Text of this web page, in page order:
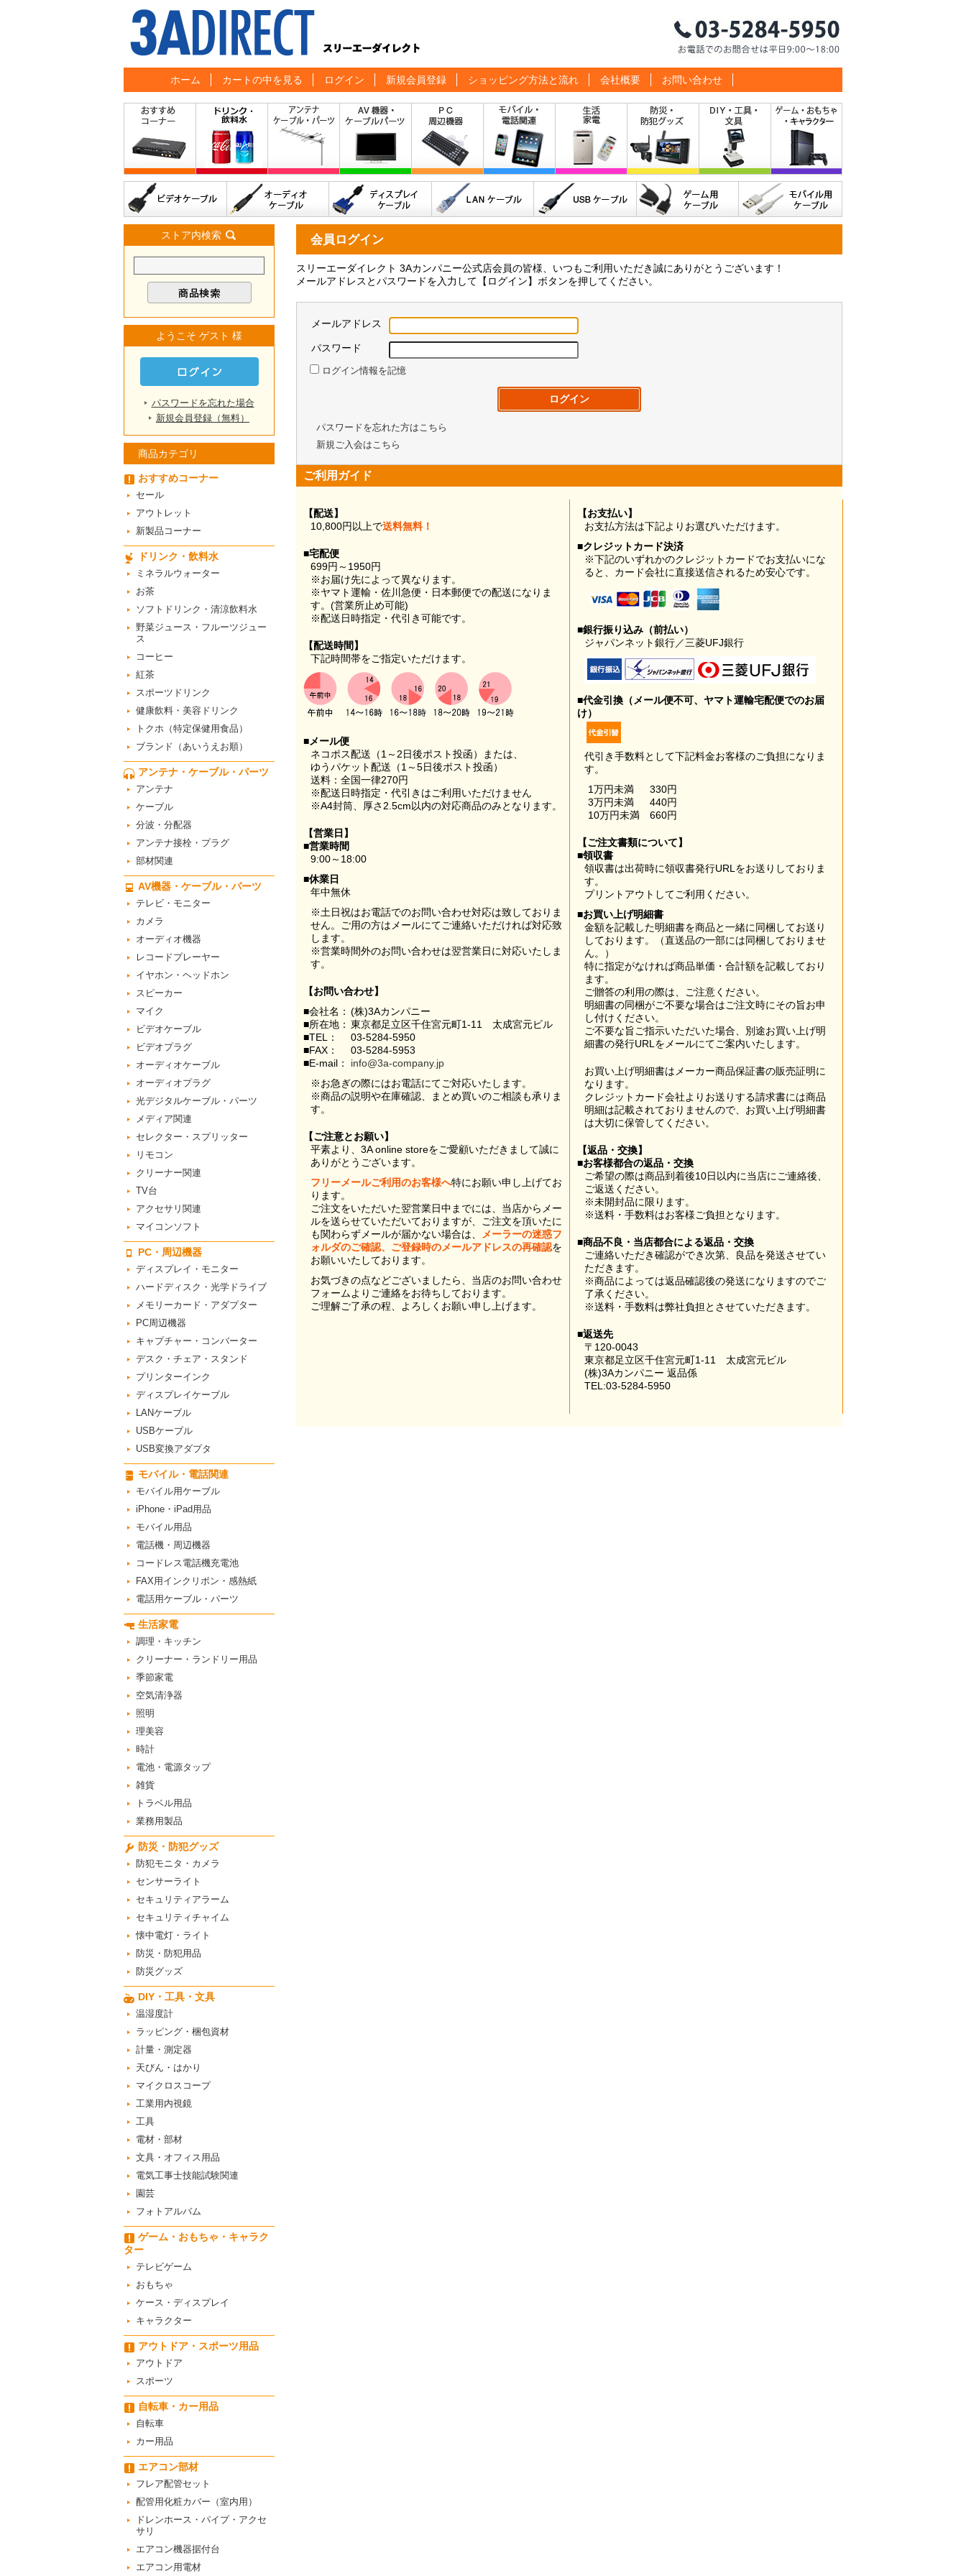
ホーム カートの中を見る ログイン 新規会員登録 ショッピング方法と流れ 会社概要 お問い合わせ
会員ログイン
スリーエーダイレクト 3Aカンパニー公式店会員の皆様、いつもご利用いただき誠にありがとうございます！
メールアドレスとパスワードを入力して【ログイン】ボタンを押してください。
メールアドレス
パスワード
ログイン情報を記憶
パスワードを忘れた方はこちら
新規ご入会はこちら
ご利用ガイド
【配送】
10,800円以上で送料無料！
■宅配便
699円～1950円
※お届け先によって異なります。
※ヤマト運輸・佐川急便・日本郵便での配送になりま
す。(営業所止め可能)
※配送日時指定・代引き可能です。
【配送時間】
下記時間帯をご指定いただけます。
■メール便
ネコポス配送（1～2日後ポスト投函）または、
ゆうパケット配送（1～5日後ポスト投函）
送料：全国一律270円
※配送日時指定・代引きはご利用いただけません
※A4封筒、厚さ2.5cm以内の対応商品のみとなります。
【営業日】
■営業時間
9:00～18:00
■休業日
年中無休
※土日祝はお電話でのお問い合わせ対応は致しておりま
せん。ご用の方はメールにてご連絡いただければ対応致
します。
※営業時間外のお問い合わせは翌営業日に対応いたしま
す。
【お問い合わせ】
■会社名： (株)3Aカンパニー
■所在地： 東京都足立区千住宮元町1-11 太成宮元ビル
■TEL：
03-5284-5950
■FAX：
03-5284-5953
■E-mail：
info@3a-company.jp
※お急ぎの際にはお電話にてご対応いたします。
※商品の説明や在庫確認、まとめ買いのご相談も承りま
す。
【ご注意とお願い】
平素より、3A online storeをご愛顧いただきまして誠に
ありがとうございます。
フリーメールご利用のお客様へ特にお願い申し上げてお
ります。
ご注文をいただいた翌営業日中までには、当店からメー
ルを送らせていただいておりますが、ご注文を頂いたに
も関わらずメールが届かない場合は、
メーラーの迷惑フ
ォルダのご確認、ご登録時のメールアドレスの再確認を
お願いいたしております。
お気づきの点などございましたら、当店のお問い合わせ
フォームよりご連絡をお待ちしております。
ご理解ご了承の程、よろしくお願い申し上げます。
【お支払い】
お支払方法は下記よりお選びいただけます。
■クレジットカード決済
※下記のいずれかのクレジットカードでお支払いにな
ると、カード会社に直接送信されるため安心です。
■銀行振り込み（前払い）
ジャパンネット銀行／三菱UFJ銀行
■代金引換（メール便不可、ヤマト運輸宅配便でのお届
け）
代引き手数料として下記料金お客様のご負担になりま
す。
1万円未満
330円
3万円未満
440円
10万円未満
660円
【ご注文書類について】
■領収書
領収書は出荷時に領収書発行URLをお送りしておりま
す。
プリントアウトしてご利用ください。
■お買い上げ明細書
金額を記載した明細書を商品と一緒に同梱してお送り
しております。（直送品の一部には同梱しておりませ
ん。）
特に指定がなければ商品単価・合計額を記載しており
ます。
ご贈答の利用の際は、ご注意ください。
明細書の同梱がご不要な場合はご注文時にその旨お申
し付けください。
ご不要な旨ご指示いただいた場合、別途お買い上げ明
細書の発行URLをメールにてご案内いたします。
お買い上げ明細書はメーカー商品保証書の販売証明に
なります。
クレジットカード会社よりお送りする請求書には商品
明細は記載されておりませんので、お買い上げ明細書
は大切に保管してください。
【返品・交換】
■お客様都合の返品・交換
ご希望の際は商品到着後10日以内に当店にご連絡後、
ご返送ください。
※未開封品に限ります。
※送料・手数料はお客様ご負担となります。
■商品不良・当店都合による返品・交換
ご連絡いただき確認ができ次第、良品を発送させてい
ただきます。
※商品によっては返品確認後の発送になりますのでご
了承ください。
※送料・手数料は弊社負担とさせていただきます。
■返送先
〒120-0043
東京都足立区千住宮元町1-11 太成宮元ビル
(株)3Aカンパニー 返品係
TEL:03-5284-5950
ストア内検索
ようこそ ゲスト 様
パスワードを忘れた場合
新規会員登録（無料）
商品カテゴリ
おすすめコーナー
セール
アウトレット
新製品コーナー
ドリンク・飲料水
ミネラルウォーター
お茶
ソフトドリンク・清涼飲料水
野菜ジュース・フルーツジュー
ス
コーヒー
紅茶
スポーツドリンク
健康飲料・美容ドリンク
トクホ（特定保健用食品）
ブランド（あいうえお順）
アンテナ・ケーブル・パーツ
アンテナ
ケーブル
分波・分配器
アンテナ接栓・プラグ
部材関連
AV機器・ケーブル・パーツ
テレビ・モニター
カメラ
オーディオ機器
レコードプレーヤー
イヤホン・ヘッドホン
スピーカー
マイク
ビデオケーブル
ビデオプラグ
オーディオケーブル
オーディオプラグ
光デジタルケーブル・パーツ
メディア関連
セレクター・スプリッター
リモコン
クリーナー関連
TV台
アクセサリ関連
マイコンソフト
PC・周辺機器
ディスプレイ・モニター
ハードディスク・光学ドライブ
メモリーカード・アダプター
PC周辺機器
キャプチャー・コンバーター
デスク・チェア・スタンド
プリンターインク
ディスプレイケーブル
LANケーブル
USBケーブル
USB変換アダプタ
モバイル・電話関連
モバイル用ケーブル
iPhone・iPad用品
モバイル用品
電話機・周辺機器
コードレス電話機充電池
FAX用インクリボン・感熱紙
電話用ケーブル・パーツ
生活家電
調理・キッチン
クリーナー・ランドリー用品
季節家電
空気清浄器
照明
理美容
時計
電池・電源タップ
雑貨
トラベル用品
業務用製品
防災・防犯グッズ
防犯モニタ・カメラ
センサーライト
セキュリティアラーム
セキュリティチャイム
懐中電灯・ライト
防災・防犯用品
防災グッズ
DIY・工具・文具
温湿度計
ラッピング・梱包資材
計量・測定器
天びん・はかり
マイクロスコープ
工業用内視鏡
工具
電材・部材
文具・オフィス用品
電気工事士技能試験関連
園芸
フォトアルバム
ゲーム・おもちゃ・キャラク
ター
テレビゲーム
おもちゃ
ケース・ディスプレイ
キャラクター
アウトドア・スポーツ用品
アウトドア
スポーツ
自転車・カー用品
自転車
カー用品
エアコン部材
フレア配管セット
配管用化粧カバー（室内用）
ドレンホース・パイプ・アクセ
サリ
エアコン機器据付台
エアコン用電材